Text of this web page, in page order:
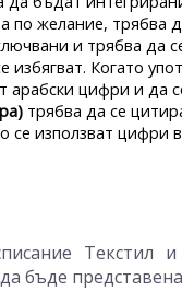
по желание,
и трябва да
избягват. Когато
арабски цифри и да
трябва да се
се използват цифри
Текстил
бъде